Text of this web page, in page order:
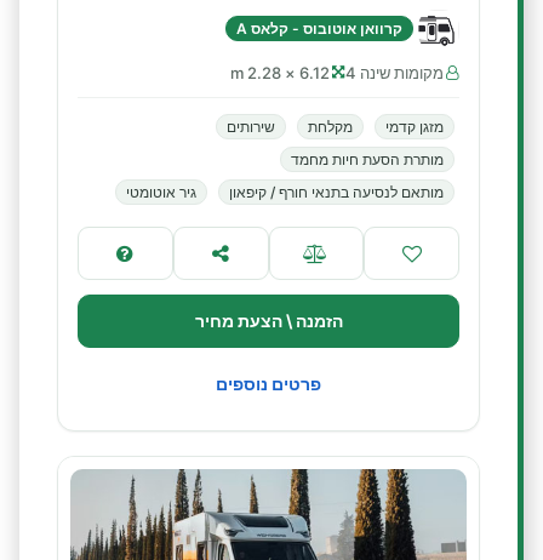
קרוואן אוטובוס - קלאס A
מקומות שינה 4 6.12 × 2.28 m
מזגן קדמי מקלחת
שירותים
מותרת הסעת חיות מחמד
מותאם לנסיעה בתנאי חורף / קיפאון
גיר אוטומטי
הזמנה \ הצעת מחיר
פרטים נוספים